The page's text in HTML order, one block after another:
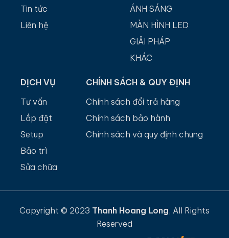
Tin tức
Liên hệ
ÁNH SÁNG
MÀN HÌNH LED
GIẢI PHÁP
KHÁC
DỊCH VỤ
Tư vấn
Lắp đặt
Setup
Bảo trì
Sửa chữa
CHÍNH SÁCH & QUY ĐỊNH
Chính sách đổi trả hàng
Chính sách bảo hành
Chính sách và quy định chung
Copyright © 2023 Thanh Hoang Long, All Rights
Reserved